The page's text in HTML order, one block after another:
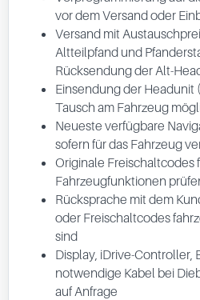
vor dem Versand oder
Versand mit
Altteilpfand und
Rücksendung der Alt-
Einsendung der Headunit
Tausch am Fahrzeug
Neueste verfügbare
sofern für das Fahrzeug
Originale Freischaltcodes
Fahrzeugfunktionen
Rücksprache mit dem
oder Freischaltcodes
sind
Display, iDrive-
notwendige Kabel bei
auf Anfrage